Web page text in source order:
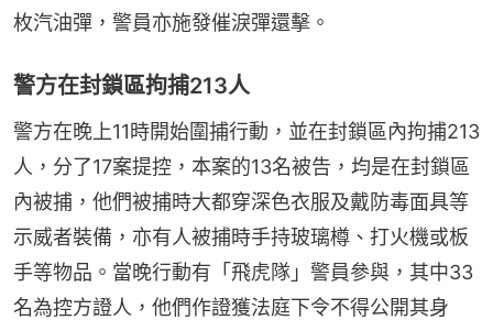
枚汽油彈，警員亦施發催淚彈還擊。
警方在封鎖區拘捕213人
警方在晚上11時開始圍捕行動，並在封鎖區內拘捕213
人，分了17案提控，本案的13名被告，均是在封鎖區
內被捕，他們被捕時大都穿深色衣服及戴防毒面具等
示威者裝備，亦有人被捕時手持玻璃樽、打火機或板
手等物品。當晚行動有「飛虎隊」警員參與，其中33
名為控方證人，他們作證獲法庭下令不得公開其身